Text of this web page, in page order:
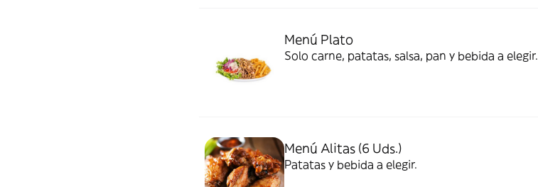
Menú Plato
Solo carne, patatas, salsa, pan y bebida a elegir.
Menú Alitas (6 Uds.)
Patatas y bebida a elegir.